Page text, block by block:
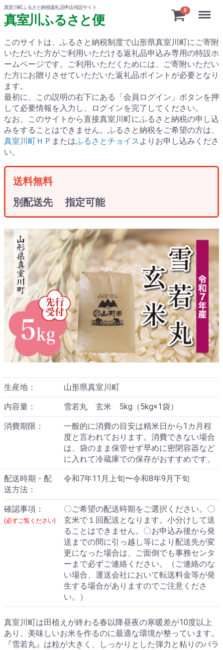
真室川町ふるさと納税返礼品申込特設サイト
真室川ふるさと便
このサイトは、ふるさと納税制度で山形県真室川町にご寄附
いただいた方がご利用いただける返礼品申込み専用の特設ホ
ームページです。
ご利用いただくためには、ご寄附いただい
た方にお贈りさせていただいた返礼品ポイントが必要となり
ます。
最初に、この説明の右下にある「会員ログイン」ボタンを押
して必要情報を入力し、ログインを完了してください。
なお、このサイトから直接真室川町にふるさと納税の申し込
みをすることはできません。ふるさと納税をご希望の方は、
真室川町ＨＰ またはふるさとチョイス よりお申し込みくださ
い。
0
送料無料
別配送先 指定可能
Menu
生産地： 山形県真室川町
内容量： 雪若丸 玄米 5kg（5kg×1袋）
消費期限：
一般的に消費の目安は精米日から1カ月程
度と言われております。消費できない場合
は、袋のまま保管せず早めに密閉容器など
に入れて冷蔵庫での保存がおすすめです。
配送時期・配
送方法：
令和7年11月上旬〜令和8年9月下旬
確認事項：
(必ずご覧ください)
〇ご希望の配送時期をご選択ください。〇
玄米で１回配送となります。小分けして送
ることはできません。〇お申込み後から発
送までの間に引っ越し等により配送先が変
更になった場合は、ご面倒でも事務センタ
ーまで必ずご連絡ください。（ご連絡のな
い場合、運送会社において転送料金等が発
生する場合がありますのでご注意くださ
い。）
真室川町は田植えが終わる春以降昼夜の寒暖差が10度以上
あり、美味しいお米を作るのに最適な環境が整っています。
『雪若丸』は粒が大きく、しっかりとした弾力と粘りのバラ